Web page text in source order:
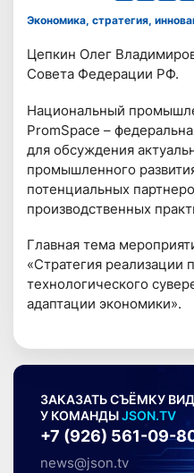
Экономика, стратегия,
Цепкин Олег
Совета Федерации РФ.
Национальный
PromSpace –
для обсуждения
промышленного
потенциальных
производственных
Главная тема
«Стратегия реализации
технологического
адаптации экономики».
ЗАКАЗАТЬ СЪЁМКУ
У КОМАНДЫJSON.TV
+7 (926) 561-09-
news@json.tv